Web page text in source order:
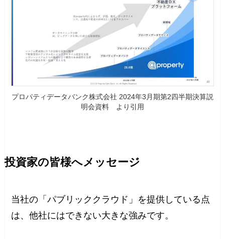
プロパティデータバンク株式会社 2024年3月期第2四半期決算説
明会資料 より引用
投資家の皆様へメッセージ
当社の「パブリッククラウド」を提供している点
は、他社にはできない大きな強みです。